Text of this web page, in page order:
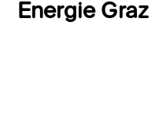
Energie Graz